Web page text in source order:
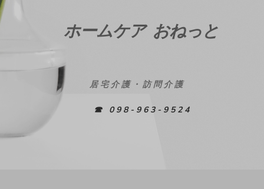
ホームケア おねっと
居宅介護 ・ 訪問介護
☎ 098-963-9524